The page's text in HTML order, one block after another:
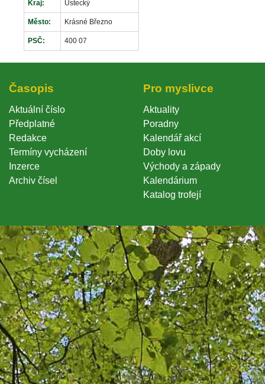
Kraj: Ústecký
Město: Krásné Březno
PSČ: 400 07
Časopi
Aktuální číslo
Předplatné
Redakce
Termíny vycházení
Inzerce
Archiv čísel
Pro myslivce
Aktuality
Poradny
Kalendář akcí
Doby lovu
Východy a západy
Kalendárium
Katalog trofejí